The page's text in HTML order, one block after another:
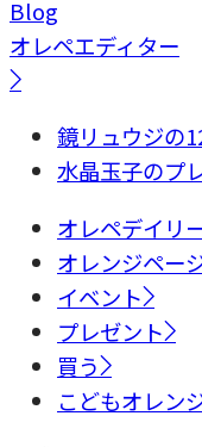
Blog
オレペエディター
鏡リュウジの
水晶玉子のプ
オレペデイリ
オレンジペー
イベント
プレゼント
買う
こどもオレン